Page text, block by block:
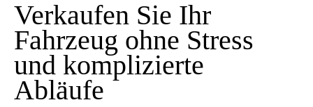
Verkaufen Sie Ihr
Fahrzeug ohne Stress
und komplizierte
Abläufe